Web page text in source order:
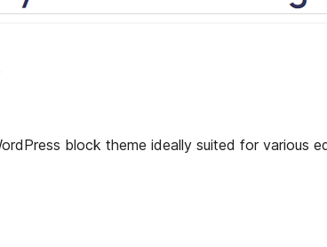
block theme ideally suited for various